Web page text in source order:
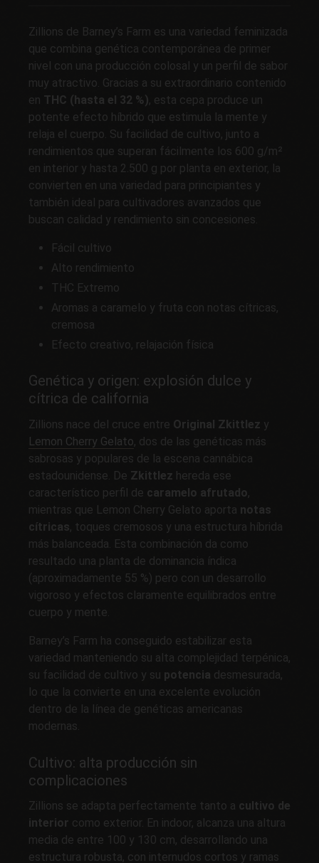
Zillions de Barney’s Farm es una variedad feminizada
que combina genética contemporánea de primer
nivel con una producción colosal y un perfil de sabor
muy atractivo. Gracias a su extraordinario contenido
en THC (hasta el 32 %), esta cepa produce un
potente efecto híbrido que estimula la mente y
relaja el cuerpo. Su facilidad de cultivo, junto a
rendimientos que superan fácilmente los 600 g/m²
en interior y hasta 2.500 g por planta en exterior, la
convierten en una variedad para principiantes y
también ideal para cultivadores avanzados que
buscan calidad y rendimiento sin concesiones.
Fácil cultivo
Alto rendimiento
THC Extremo
Aromas a caramelo y fruta con notas cítricas,
cremosa
Efecto creativo, relajación física
Genética y origen: explosión dulce y
cítrica de california
Zillions nace del cruce entre Original Zkittlez y
Lemon Cherry Gelato, dos de las genéticas más
sabrosas y populares de la escena cannábica
estadounidense. De Zkittlez hereda ese
característico perfil de caramelo afrutado,
mientras que Lemon Cherry Gelato aporta notas
cítricas, toques cremosos y una estructura híbrida
más balanceada. Esta combinación da como
resultado una planta de dominancia índica
(aproximadamente 55 %) pero con un desarrollo
vigoroso y efectos claramente equilibrados entre
cuerpo y mente.
Barney’s Farm ha conseguido estabilizar esta
variedad manteniendo su alta complejidad terpénica,
su facilidad de cultivo y su potencia desmesurada,
lo que la convierte en una excelente evolución
dentro de la línea de genéticas americanas
modernas.
Cultivo: alta producción sin
complicaciones
Zillions se adapta perfectamente tanto a cultivo de
interior como exterior. En indoor, alcanza una altura
media de entre 100 y 130 cm, desarrollando una
estructura robusta, con internudos cortos y ramas